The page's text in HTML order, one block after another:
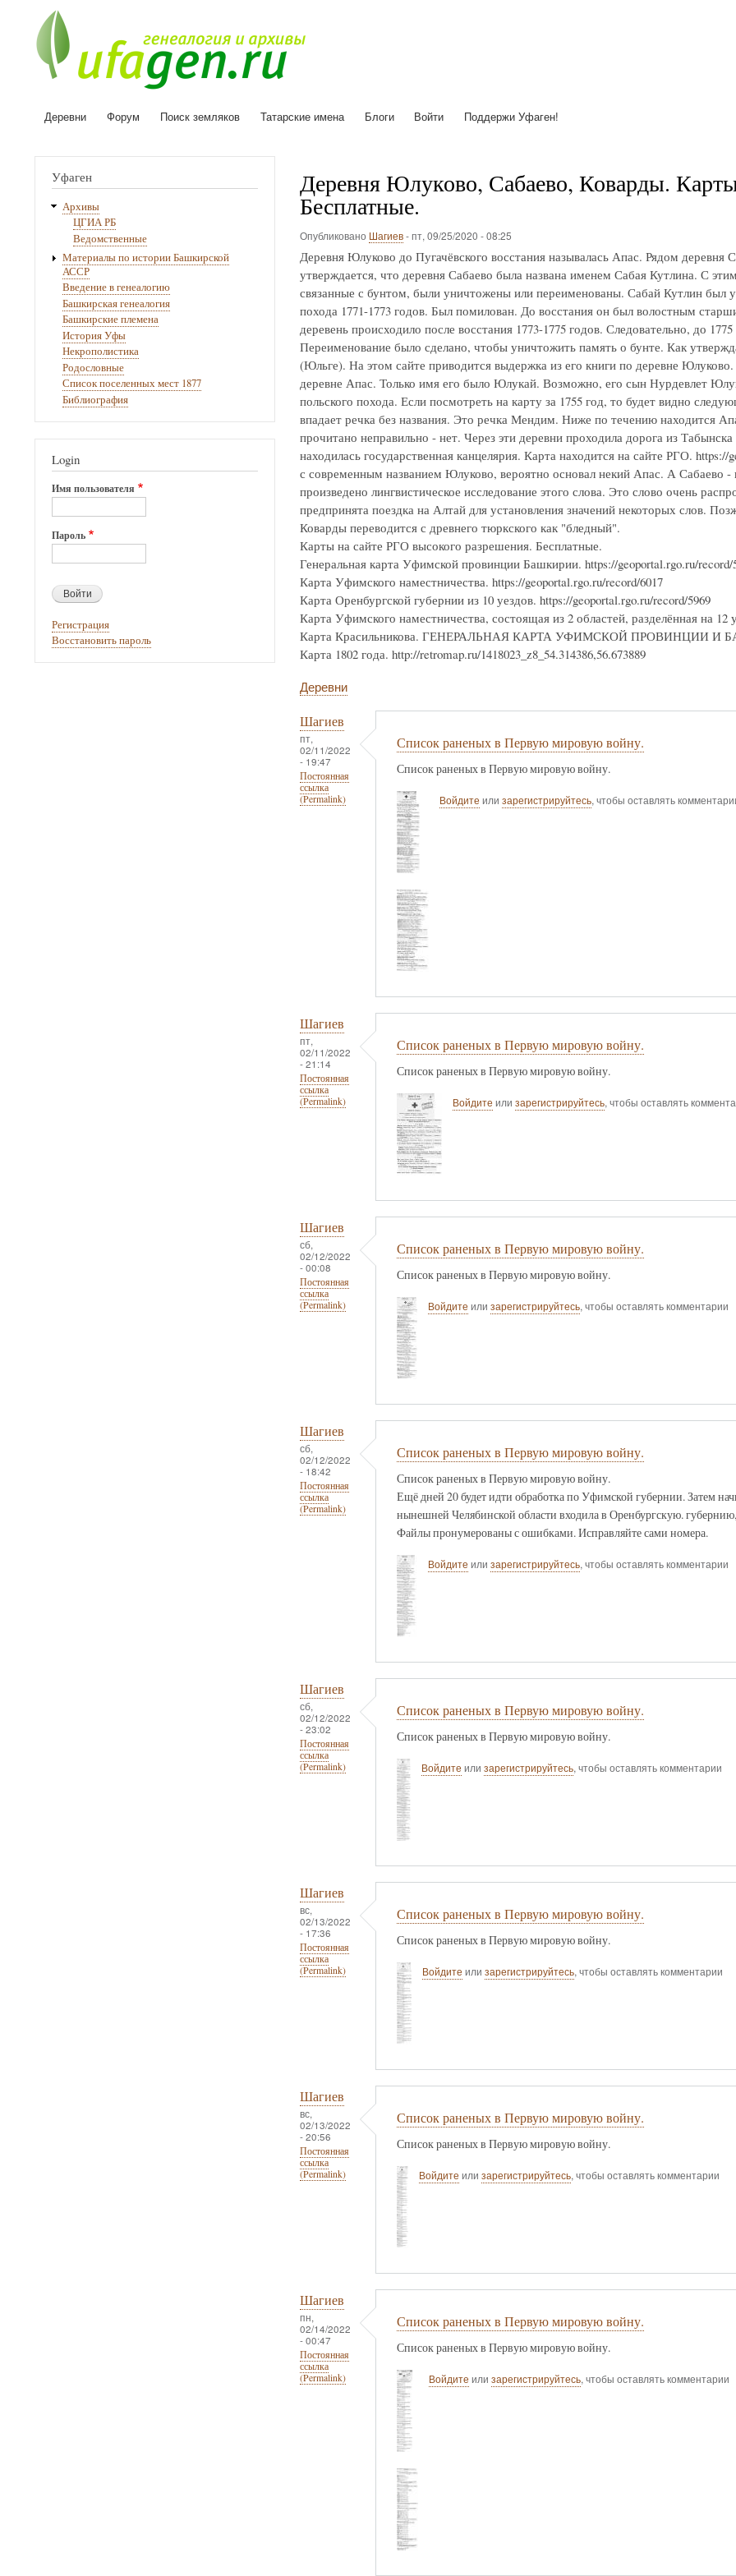
Основная
Деревни Форум Поиск земляков Татарские имена Блоги Войти Поддержи Уфаген!
Деревня Юлуково, Сабаево, Коварды. Карты
Бесплатные.
Опубликовано Шагиев-пт, 09/25/2020 - 08:25
Деревня Юлуково до Пугачёвского восстания называлась Апас. Рядом деревня
утверждается, что деревня Сабаево была названа именем Сабая Кутлина. С
связанные с бунтом, были уничтожены или переименованы. Сабай Кутлин был
похода 1771-1773 годов. Был помилован. До восстания он был волостным
деревень происходило после восстания 1773-1775 годов. Следовательно, до
Переименование было сделано, чтобы уничтожить память о бунте. Как
(Юльге). На этом сайте приводится выдержка из его книги по деревне
деревне Апас. Только имя его было Юлукай. Возможно, его сын Нурдевлет
польского похода. Если посмотреть на карту за 1755 год, то будет видно
впадает речка без названия. Это речка Мендим. Ниже по течению находится
прочитано неправильно - нет. Через эти деревни проходила дорога из
находилась государственная канцелярия. Карта находится на сайте РГО.
с современным названием Юлуково, вероятно основал некий Апас. А Сабаево
произведено лингвистическое исследование этого слова. Это слово очень
предпринята поездка на Алтай для установления значений некоторых слов.
Коварды переводится с древнего тюркского как "бледный".
Карты на сайте РГО высокого разрешения. Бесплатные.
Генеральная карта Уфимской провинции Башкирии. https://geoportal.rgo.ru/record/
Карта Уфимского наместничества. https://geoportal.rgo.ru/record/6017
Карта Оренбургской губернии из 10 уездов. https://geoportal.rgo.ru/record/5969
Карта Уфимского наместничества, состоящая из 2 областей, разделённая на 12
Карта Красильникова. ГЕНЕРАЛЬНАЯ КАРТА УФИМСКОЙ ПРОВИНЦИИ И
Карта 1802 года. http://retromap.ru/1418023_z8_54.314386,56.673889
Деревни
Шагиев
пт,
02/11/2022
- 19:47
Постоянная
ссылка
(Permalink)
Список раненых в Первую мировую войну.
Список раненых в Первую мировую войну.
Войдите илизарегистрируйтесь, чтобы оставлять
Шагиев
пт,
02/11/2022
- 21:14
Постоянная
ссылка
(Permalink)
Список раненых в Первую мировую войну.
Список раненых в Первую мировую войну.
Войдите илизарегистрируйтесь, чтобы оставлять
Шагиев
сб,
02/12/2022
- 00:08
Постоянная
ссылка
(Permalink)
Список раненых в Первую мировую войну.
Список раненых в Первую мировую войну.
Войдите илизарегистрируйтесь, чтобы оставлять комментарии
Шагиев
сб,
02/12/2022
- 18:42
Постоянная
ссылка
(Permalink)
Список раненых в Первую мировую войну.
Список раненых в Первую мировую войну.
Ещё дней 20 будет идти обработка по Уфимской губернии. Затем
нынешней Челябинской области входила в Оренбургскую.
Файлы пронумерованы с ошибками. Исправляйте сами номера.
Войдите илизарегистрируйтесь, чтобы оставлять комментарии
Шагиев
сб,
02/12/2022
- 23:02
Постоянная
ссылка
(Permalink)
Список раненых в Первую мировую войну.
Список раненых в Первую мировую войну.
Войдите илизарегистрируйтесь, чтобы оставлять комментарии
Шагиев
вс,
02/13/2022
- 17:36
Постоянная
ссылка
(Permalink)
Список раненых в Первую мировую войну.
Список раненых в Первую мировую войну.
Войдите илизарегистрируйтесь, чтобы оставлять комментарии
Шагиев
вс,
02/13/2022
- 20:56
Постоянная
ссылка
(Permalink)
Список раненых в Первую мировую войну.
Список раненых в Первую мировую войну.
Войдите илизарегистрируйтесь, чтобы оставлять комментарии
Шагиев
пн,
02/14/2022
- 00:47
Постоянная
ссылка
(Permalink)
Список раненых в Первую мировую войну.
Список раненых в Первую мировую войну.
Войдите илизарегистрируйтесь, чтобы оставлять комментарии
Уфаген
Архивы
ЦГИА РБ
Ведомственные
Материалы по истории Башкирской
АССР
Введение в генеалогию
Башкирская генеалогия
Башкирские племена
История Уфы
Некрополистика
Родословные
Список поселенных мест 1877
Библиография
Login
Имя пользователя
Пароль
Регистрация
Восстановить пароль